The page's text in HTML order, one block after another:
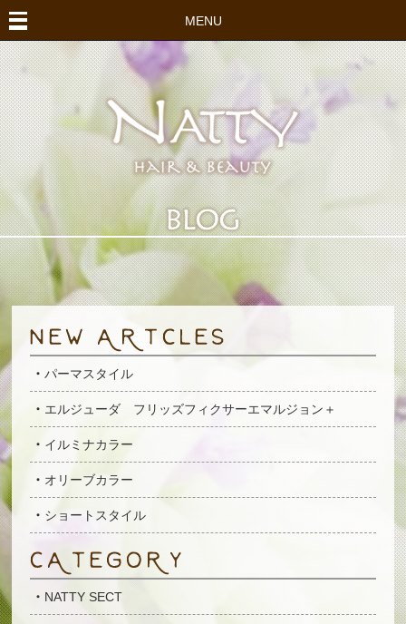
MENU
パーマスタイル
エルジューダ フリッズフィクサーエマルジョン＋
イルミナカラー
オリーブカラー
ショートスタイル
NATTY SECT